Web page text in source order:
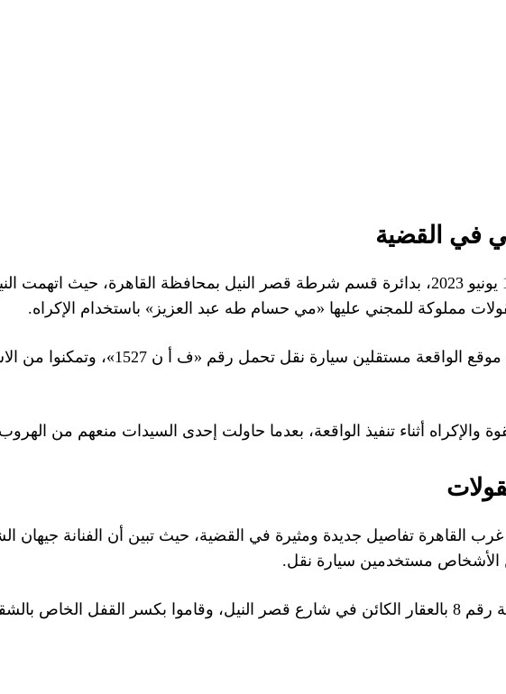
في القضية
بحسب أمر الإحالة، فإن الواقعة تعود إلى يوم 16 يونيو 2023، بدائرة قسم شرطة قصر النيل بمحافظة القاهرة، حيث
وأوضحت أوراق القضية أن المتهمين توجهوا إلى موقع الواقعة مستقلين
والإكراه أثناء تنفيذ الواقعة، بعدما حاولت إحدى السيدات منعهم من
القاهرة تفاصيل جديدة ومثيرة في القضية، حيث تبين أن الفنانة جيهان
الأشخاص مستخدمين سيارة نقل.
وأضافت التحريات أن المتهمين صعدوا إلى الشقة رقم 8 بالعقار الكائن في شارع قصر النيل، وقاموا بكسر القفل